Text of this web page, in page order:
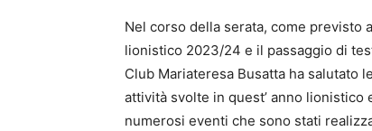
Nel corso della serata, come previsto
lionistico 2023/24 e il passaggio di
Club Mariateresa Busatta ha salutato
attività svolte in quest’ anno
numerosi eventi che sono stati